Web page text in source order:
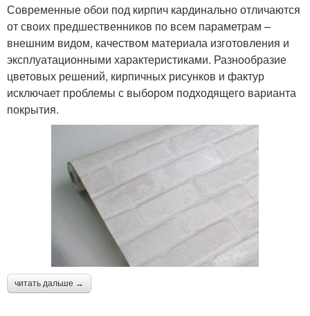
Современные обои под кирпич кардинально отличаются
от своих предшественников по всем параметрам –
внешним видом, качеством материала изготовления и
эксплуатационными характеристиками. Разнообразие
цветовых решений, кирпичных рисунков и фактур
исключает проблемы с выбором подходящего варианта
покрытия.
читать дальше →